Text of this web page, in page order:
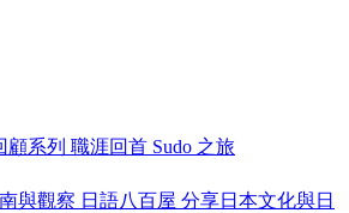
顧系列 職涯回首 Sudo 之旅
與觀察 日語八百屋 分享日本文化與日